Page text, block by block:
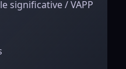
significative / VAPP